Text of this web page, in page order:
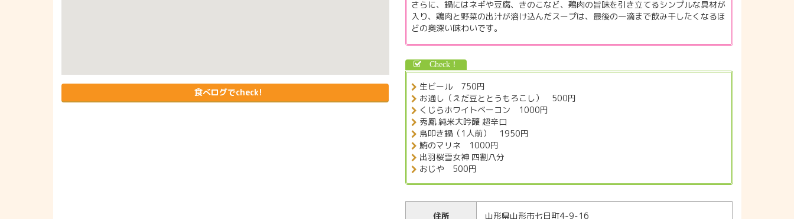
食べログでcheck!
さらに、鍋にはネギや豆腐、きのこなど、鶏肉の旨味を引き立てるシンプルな具材が
入り、鶏肉と野菜の出汁が溶け込んだスープは、最後の一滴まで飲み干したくなるほ
どの奥深い味わいです。
生ビール 750円
お通し（えだ豆ととうもろこし） 500円
くじらホワイトベーコン 1000円
秀鳳 純米大吟釀 超辛口
鳥叩き鍋（1人前） 1950円
鮪のマリネ 1000円
出羽桜雪女神 四割八分
おじや 500円
住所 山形県山形市七日町4-9-16